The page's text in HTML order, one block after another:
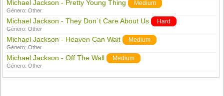
Michael Jackson - Pretty Young Thing Medium
Género:Other
Michael Jackson - They Don´t Care About Us Hard
Género:Other
Michael Jackson - Heaven Can Wait Medium
Género:Other
Michael Jackson - Off The Wall Medium
Género:Other